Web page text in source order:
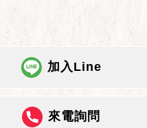
加入Line
來電詢問